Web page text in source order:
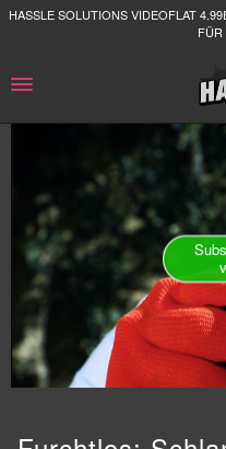
HASSLE SOLUTIONS VIDEOFLAT